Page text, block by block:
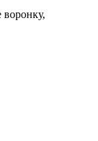
воронку,